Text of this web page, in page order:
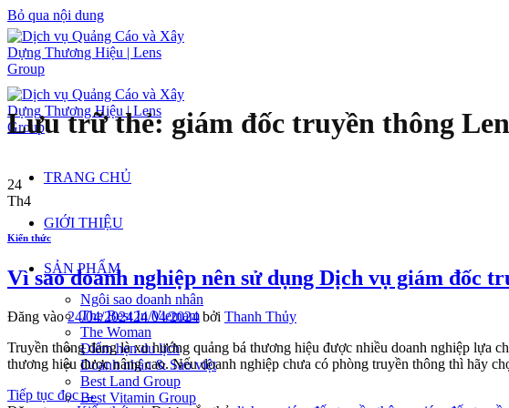
Bỏ qua nội dung
TRANG CHỦ
GIỚI THIỆU
SẢN PHẨM
Ngôi sao doanh nhân
The Best In Vietnam
The Woman
Điểm hẹn du lịch
Doanh nhân & Sao việt
Best Land Group
Best Vitamin Group
Lưu trữ thẻ: giám đốc truyền thông
24
Th4
Kiến thức
Vì sao doanh nghiệp nên sử dụng Dịch vụ giám đốc
Đăng vào24/04/202424/04/2024 bởi Thanh Thủy
Truyền thông đang là xu hướng quảng bá thương hiệu được nhiều doanh nghiệp lựa
thương hiệu được nâng cao. Nếu doanh nghiệp chưa có phòng truyền thông thì hãy
Tiếp tục đọc→